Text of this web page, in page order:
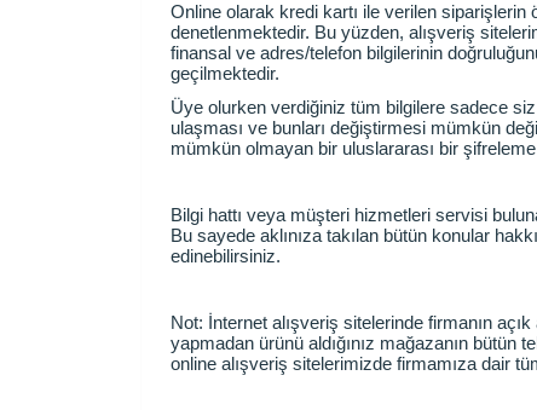
Online olarak kredi kartı ile verilen siparişlerin
denetlenmektedir. Bu yüzden, alışveriş
finansal ve adres/telefon bilgilerinin
geçilmektedir.
Üye olurken verdiğiniz tüm bilgilere sadece
ulaşması ve bunları değiştirmesi mümkün
mümkün olmayan bir uluslararası bir şifreleme
Bilgi hattı veya müşteri hizmetleri servisi
Bu sayede aklınıza takılan bütün konular
edinebilirsiniz.
Not: İnternet alışveriş sitelerinde firmanın
yapmadan ürünü aldığınız mağazanın
online alışveriş sitelerimizde firmamıza dair